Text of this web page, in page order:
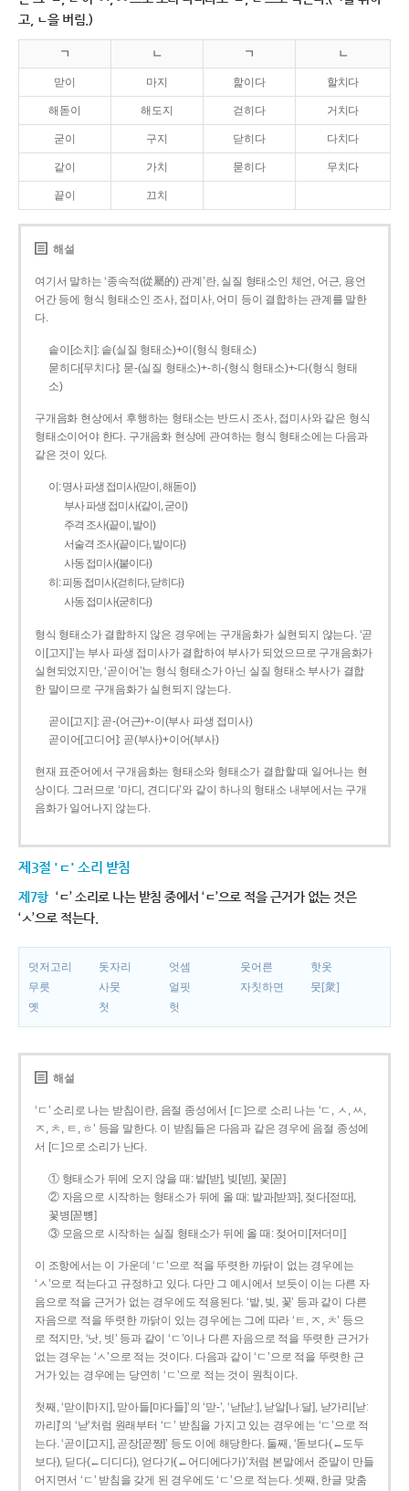
고, ㄴ을 버림.)
ㄱ ㄴ ㄱ ㄴ
맏이 마지 핥이다 할치다
해돋이 해도지 걷히다 거치다
굳이 구지 닫히다 다치다
같이 가치 묻히다 무치다
끝이 끄치
해설
여기서 말하는 ‘종속적(從屬的) 관계’란, 실질 형태소인 체언, 어근, 용언
어간 등에 형식 형태소인 조사, 접미사, 어미 등이 결합하는 관계를 말한
다.
솥이[소치]: 솥(실질 형태소)+이(형식 형태소)
묻히다[무치다]: 묻­-(실질 형태소)+­-히­-(형식 형태소)+-다(형식 형태
소)
구개음화 현상에서 후행하는 형태소는 반드시 조사, 접미사와 같은 형식
형태소이어야 한다. 구개음화 현상에 관여하는 형식 형태소에는 다음과
같은 것이 있다.
이: 명사 파생 접미사(맏이, 해돋이)
부사 파생 접미사(같이, 굳이)
주격 조사(끝이, 밭이)
서술격 조사(끝이다, 밭이다)
사동 접미사(붙이다)
히: 피동 접미사(걷히다, 닫히다)
사동 접미사(굳히다)
형식 형태소가 결합하지 않은 경우에는 구개음화가 실현되지 않는다. ‘곧
이[고지]’는 부사 파생 접미사가 결합하여 부사가 되었으므로 구개음화가
실현되었지만, ‘곧이어’는 형식 형태소가 아닌 실질 형태소 부사가 결합
한 말이므로 구개음화가 실현되지 않는다.
곧이[고지]: 곧-­(어근)+­-이(부사 파생 접미사)
곧이어[고디어]: 곧(부사)+이어(부사)
현재 표준어에서 구개음화는 형태소와 형태소가 결합할 때 일어나는 현
상이다. 그러므로 ‘마디, 견디다’와 같이 하나의 형태소 내부에서는 구개
음화가 일어나지 않는다.
제3절 'ㄷ' 소리 받침
제7항 ‘ㄷ’ 소리로 나는 받침 중에서 ‘ㄷ’으로 적을 근거가 없는 것은
‘ㅅ’으로 적는다.
덧저고리 돗자리 엇셈 웃어른
핫옷
무릇
사뭇 얼핏 자칫하면
뭇[衆]
옛
첫 헛
해설
‘ㄷ’ 소리로 나는 받침이란, 음절 종성에서 [ㄷ]으로 소리 나는 ‘ㄷ, ㅅ, ㅆ,
ㅈ, ㅊ, ㅌ, ㅎ’ 등을 말한다. 이 받침들은 다음과 같은 경우에 음절 종성에
서 [ㄷ]으로 소리가 난다.
① 형태소가 뒤에 오지 않을 때: 밭[받], 빚[빋], 꽃[꼳]
② 자음으로 시작하는 형태소가 뒤에 올 때: 밭과[받꽈], 젖다[젇따],
꽃병[꼳뼝]
③ 모음으로 시작하는 실질 형태소가 뒤에 올 때: 젖어미[저더미]
이 조항에서는 이 가운데 ‘ㄷ’으로 적을 뚜렷한 까닭이 없는 경우에는
‘ㅅ’으로 적는다고 규정하고 있다. 다만 그 예시에서 보듯이 이는 다른 자
음으로 적을 근거가 없는 경우에도 적용된다. ‘밭, 빚, 꽃’ 등과 같이 다른
자음으로 적을 뚜렷한 까닭이 있는 경우에는 그에 따라 ‘ㅌ, ㅈ, ㅊ’ 등으
로 적지만, ‘낫, 빗’ 등과 같이 ‘ㄷ’이나 다른 자음으로 적을 뚜렷한 근거가
없는 경우는 ‘ㅅ’으로 적는 것이다. 다음과 같이 ‘ㄷ’으로 적을 뚜렷한 근
거가 있는 경우에는 당연히 ‘ㄷ’으로 적는 것이 원칙이다.
첫째, ‘맏이[마지], 맏아들[마다들]’의 ‘맏-’, ‘낟[낟ː], 낟알[나ː달], 낟가리[낟ː
까리]’의 ‘낟’처럼 원래부터 ‘ㄷ’ 받침을 가지고 있는 경우에는 ‘ㄷ’으로 적
는다. ‘곧이[고지], 곧장[곧짱]’ 등도 이에 해당한다. 둘째, ‘돋보다(←도두
보다), 딛다(←디디다), 얻다가(←어디에다가)’처럼 본말에서 준말이 만들
어지면서 ‘ㄷ’ 받침을 갖게 된 경우에도 ‘ㄷ’으로 적는다. 셋째, 한글 맞춤